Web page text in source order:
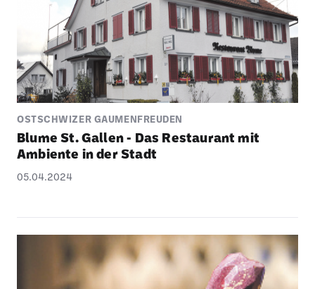
OSTSCHWIZER GAUMENFREUDEN
Blume St. Gallen - Das Restau­rant mit
Ambi­ente in der Stadt
05.04.2024